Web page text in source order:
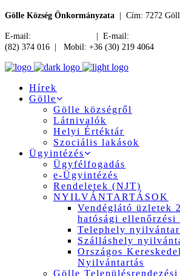
Gölle Község Önkormányzata | Cím: 7272
E-mail: | E-mail:
(82) 374 016 | Mobil: +36 (30) 219 4064
Hírek
Gölle
Gölle községről
Látnivalók
Helyi Értéktár
Szociális lakások
Ügyintézés
Ügyfélfogadás
e-Ügyintézés
Rendeletek (NJT)
NYILVÁNTARTÁSOK
Vendéglátó üzletek
hatósági ellenőrzési
Telephely
Szálláshely
Országos
Nyilvántartás
Gölle Településrendezési